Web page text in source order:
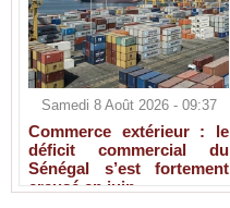
Samedi 8 Août 2026 - 09:37
Commerce extérieur : le
déficit commercial du
Sénégal s’est fortement
creusé en juin